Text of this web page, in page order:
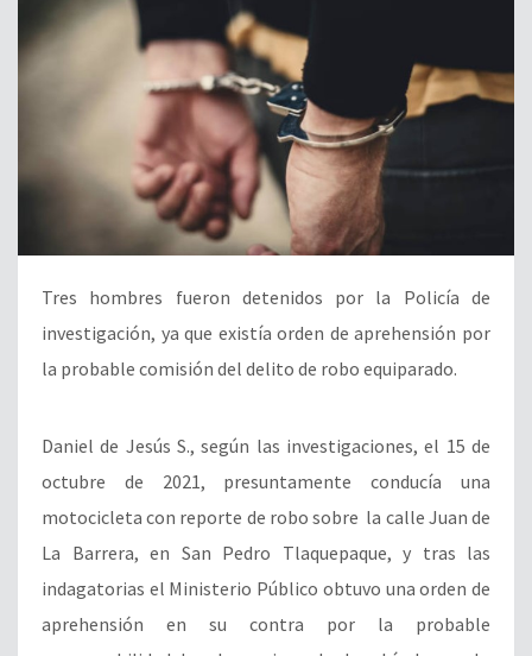
Tres hombres fueron detenidos por la Policía de
investigación, ya que existía orden de aprehensión por
la probable comisión del delito de robo equiparado.
Daniel de Jesús S., según las investigaciones, el 15 de
octubre de 2021, presuntamente conducía una
motocicleta con reporte de robo sobre la calle Juan de
La Barrera, en San Pedro Tlaquepaque, y tras las
indagatorias el Ministerio Público obtuvo una orden de
aprehensión en su contra por la probable